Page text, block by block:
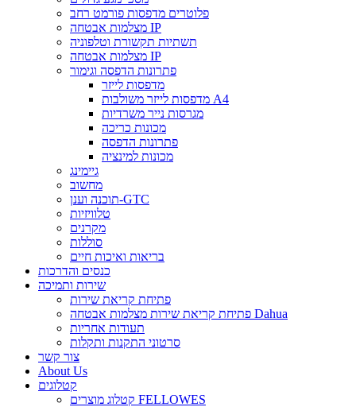
פלוטרים מדפסות פורמט רחב
מצלמות אבטחה IP
תשתיות תקשורת וטלפוניה
מצלמות אבטחה IP
פתרונות הדפסה וגימור
מדפסות לייזר
מדפסות לייזר משולבות A4
מגרסות נייר משרדיות
מכונות כריכה
פתרונות הדפסה
מכונות למינציה
גיימינג
מחשוב
תוכנה וענן-GTC
טלוויזיות
מקרנים
סוללות
בריאות ואיכות חיים
כנסים והדרכות
שירות ותמיכה
פתיחת קריאת שירות
פתיחת קריאת שירות מצלמות אבטחה Dahua
תעודות אחריות
סרטוני התקנות ותקלות
צור קשר
About Us
קטלוגים
קטלוג מוצרים FELLOWES